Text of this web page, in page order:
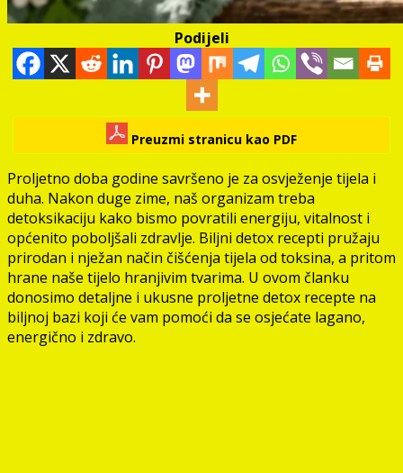
Podijeli
Preuzmi stranicu kao PDF
Proljetno doba godine savršeno je za osvježenje tijela i
duha. Nakon duge zime, naš organizam treba
detoksikaciju kako bismo povratili energiju, vitalnost i
općenito poboljšali zdravlje. Biljni detox recepti pružaju
prirodan i nježan način čišćenja tijela od toksina, a pritom
hrane naše tijelo hranjivim tvarima. U ovom članku
donosimo detaljne i ukusne proljetne detox recepte na
biljnoj bazi koji će vam pomoći da se osjećate lagano,
energično i zdravo.